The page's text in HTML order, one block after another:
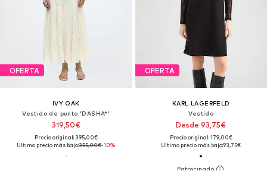
OFERTA
IVY OAK
Vestido de punto 'DASHA*'
319,50€
Precio original: 395,00€
Último precio más bajo:355,00€-10%
OFERTA
KARL LAGERFELD
Vestido
Desde 93,75€
Precio original: 179,00€
Último precio más bajo:93,75€